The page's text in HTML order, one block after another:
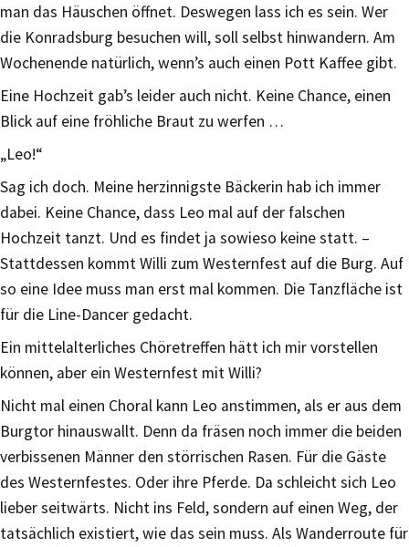
man das Häuschen öffnet. Deswegen lass ich es sein. Wer
die Konradsburg besuchen will, soll selbst hinwandern. Am
Wochenende natürlich, wenn’s auch einen Pott Kaffee gibt.
Eine Hochzeit gab’s leider auch nicht. Keine Chance, einen
Blick auf eine fröhliche Braut zu werfen …
„Leo!“
Sag ich doch. Meine herzinnigste Bäckerin hab ich immer
dabei. Keine Chance, dass Leo mal auf der falschen
Hochzeit tanzt. Und es findet ja sowieso keine statt. –
Stattdessen kommt Willi zum Westernfest auf die Burg. Auf
so eine Idee muss man erst mal kommen. Die Tanzfläche ist
für die Line-Dancer gedacht.
Ein mittelalterliches Chöretreffen hätt ich mir vorstellen
können, aber ein Westernfest mit Willi?
Nicht mal einen Choral kann Leo anstimmen, als er aus dem
Burgtor hinauswallt. Denn da fräsen noch immer die beiden
verbissenen Männer den störrischen Rasen. Für die Gäste
des Westernfestes. Oder ihre Pferde. Da schleicht sich Leo
lieber seitwärts. Nicht ins Feld, sondern auf einen Weg, der
tatsächlich existiert, wie das sein muss. Als Wanderroute für